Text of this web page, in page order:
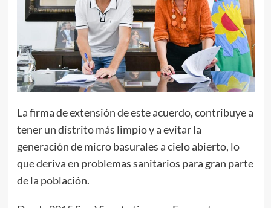
La firma de extensión de este acuerdo, contribuye a
tener un distrito más limpio y a evitar la
generación de micro basurales a cielo abierto, lo
que deriva en problemas sanitarios para gran parte
de la población.